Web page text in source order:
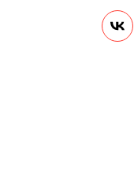
Краткая